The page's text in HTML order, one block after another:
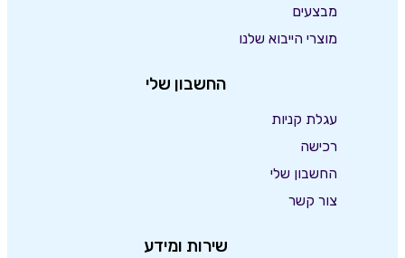
מבצעים
מוצרי הייבוא שלנו
החשבון שלי
עגלת קניות
רכישה
החשבון שלי
צור קשר
שירות ומידע